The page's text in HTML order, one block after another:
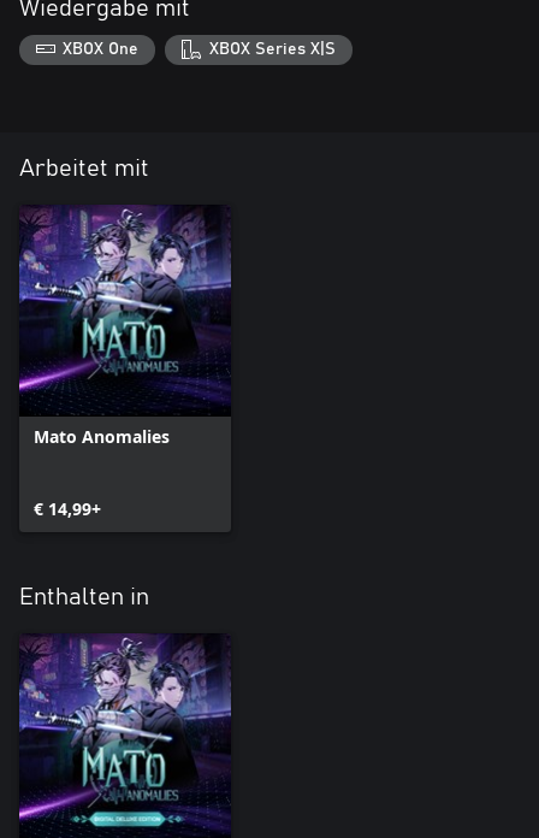
Sobald du ihn abgeschlossen hast, schaltest du exklusive
Roguelike-Metasphären mit endlosen Ebenen und seltener Beute
Wiedergabe mit
XBOX One XBOX Series X|S
Arbeitet mit
Mato Anomalies
€ 14,99+
Enthalten in